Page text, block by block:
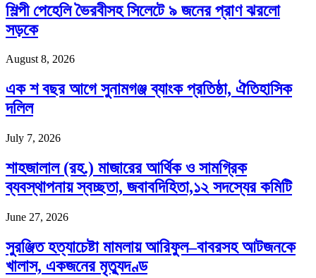
শিল্পী পেহেলি ভৈরবীসহ সিলেটে ৯ জনের প্রাণ ঝরলো
সড়কে
August 8, 2026
এক শ বছর আগে সুনামগঞ্জ ব্যাংক প্রতিষ্ঠা, ঐতিহাসিক
দলিল
July 7, 2026
শাহজালাল (রহ.) মাজারের আর্থিক ও সামগ্রিক
ব্যবস্থাপনায় স্বচ্ছতা, জবাবদিহিতা,১২ সদস্যের কমিটি
June 27, 2026
সুরঞ্জিত হত্যাচেষ্টা মামলায় আরিফুল–বাবরসহ আটজনকে
খালাস, একজনের মৃত্যুদণ্ড